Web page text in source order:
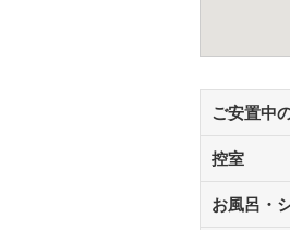
ご安置中
控室
お風呂・